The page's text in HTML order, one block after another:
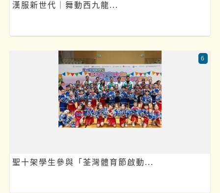
漢服新世代｜舞動西九龍...
聖十架學生參與「荃灣體育節啟動...
6